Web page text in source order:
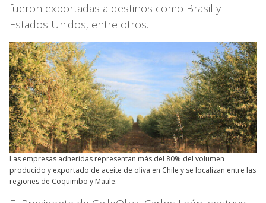
fueron exportadas a destinos como Brasil y
Estados Unidos, entre otros.
Las empresas adheridas representan más del 80% del volumen
producido y exportado de aceite de oliva en Chile y se localizan entre las
regiones de Coquimbo y Maule.